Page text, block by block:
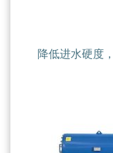
降低进水硬度，